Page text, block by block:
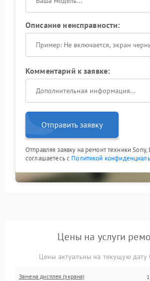
Описание неисправности:
Комментарий к заявке:
Отправить заявку
Отправляя заявку на ремонт техники Sony,
соглашаетесь с Политикой
Цены на услуги
Цены актуальны на текущую дату
Замена дисплея (экрана)